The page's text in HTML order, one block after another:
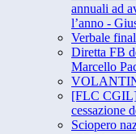
annuali ad
l’anno -
Verbale
Diretta FB
Marcello
[FLC CGIL]
cessazione
Sciopero